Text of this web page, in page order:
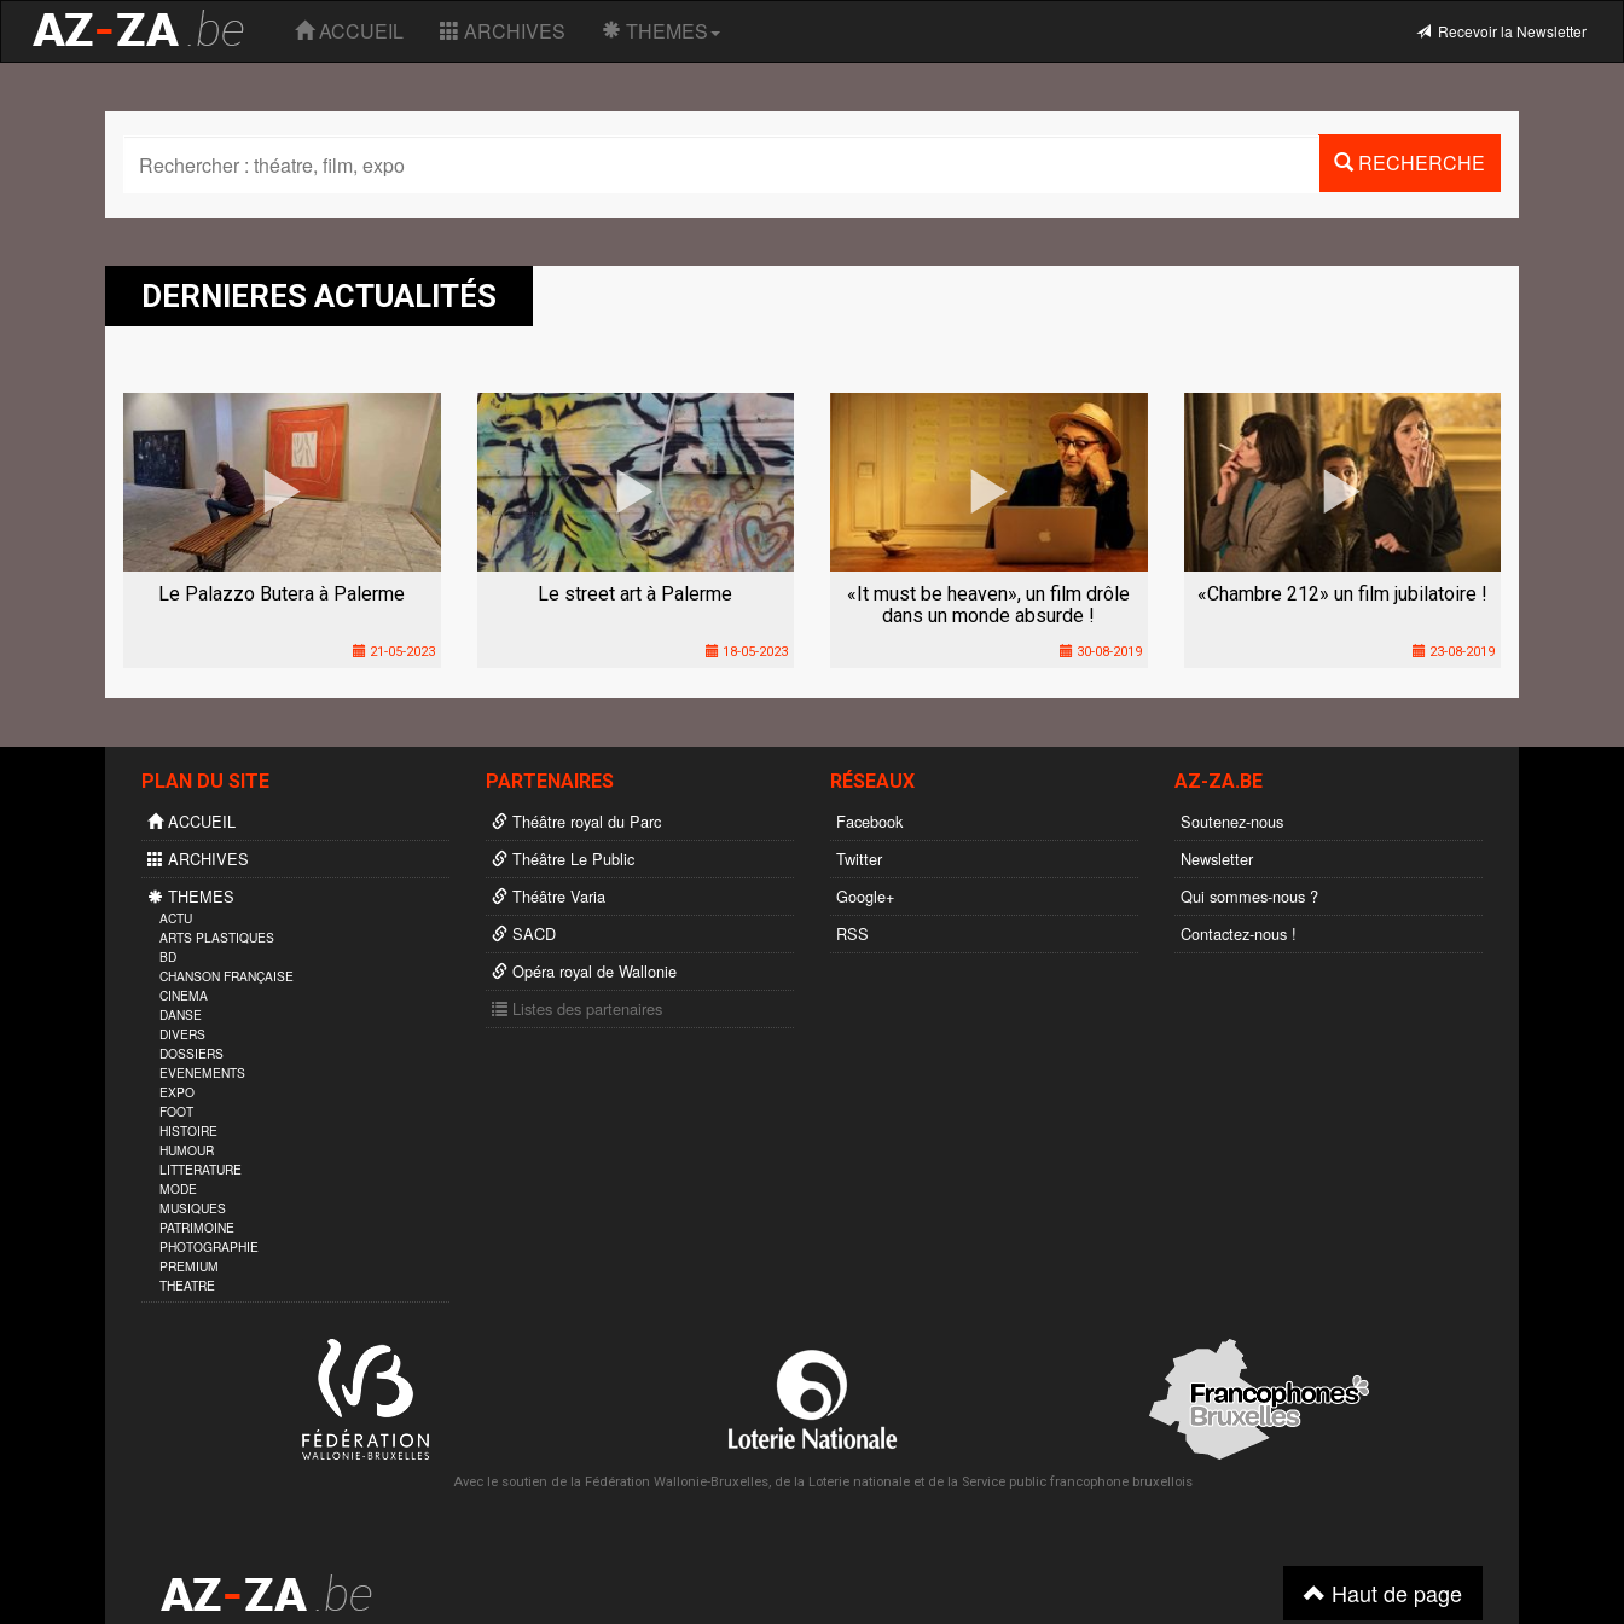
ACCUEIL ARCHIVES THEMES Recevoir la Newsletter
RECHERCHE
DERNIERES ACTUALITÉS
Le Palazzo Butera à Palerme
21-05-2023
Le street art à Palerme
18-05-2023
«It must be heaven», un film drôle
dans un monde absurde !
30-08-2019
«Chambre 212» un film jubilatoire !
23-08-2019
PLAN DU SITE
ACCUEIL
ARCHIVES
THEMES
ACTU
ARTS PLASTIQUES
BD
CHANSON FRANÇAISE
CINEMA
DANSE
DIVERS
DOSSIERS
EVENEMENTS
EXPO
FOOT
HISTOIRE
HUMOUR
LITTERATURE
MODE
MUSIQUES
PATRIMOINE
PHOTOGRAPHIE
PREMIUM
THEATRE
PARTENAIRES
Théâtre royal du Parc
Théâtre Le Public
Théâtre Varia
SACD
Opéra royal de Wallonie
Listes des partenaires
RÉSEAUX
Facebook
Twitter
Google+
RSS
AZ-ZA.BE
Soutenez-nous
Newsletter
Qui sommes-nous ?
Contactez-nous !
Avec le soutien de la Fédération Wallonie-Bruxelles, de la Loterie nationale et de la Service public francophone bruxellois
Haut de page